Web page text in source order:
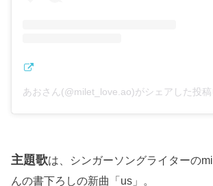
あおさん(@milet_love.ao)がシェアした投稿
主題歌は、シンガーソングライターの
んの書下ろしの新曲「us」。